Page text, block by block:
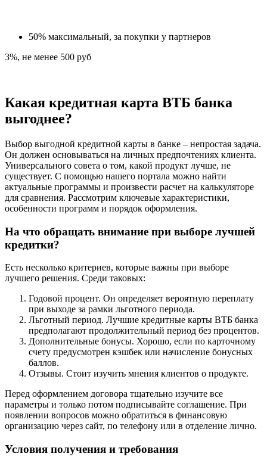
50% максимальный, за покупки у партнеров
3%, не менее 500 руб
Какая кредитная карта ВТБ банка
выгоднее?
Выбор выгодной кредитной карты в банке – непростая задача.
Он должен основываться на личных предпочтениях клиента.
Универсального совета о том, какой продукт лучше, не
существует. С помощью нашего портала можно найти
актуальные программы и произвести расчет на калькуляторе
для сравнения. Рассмотрим ключевые характеристики,
особенности программ и порядок оформления.
На что обращать внимание при выборе лучшей
кредитки?
Есть несколько критериев, которые важны при выборе
лучшего решения. Среди таковых:
Годовой процент. Он определяет вероятную переплату
при выходе за рамки льготного периода.
Льготный период. Лучшие кредитные карты ВТБ банка
предполагают продолжительный период без процентов.
Дополнительные бонусы. Хорошо, если по карточному
счету предусмотрен кэшбек или начисление бонусных
баллов.
Отзывы. Стоит изучить мнения клиентов о продукте.
Перед оформлением договора тщательно изучите все
параметры и только потом подписывайте соглашение. При
появлении вопросов можно обратиться в финансовую
организацию через сайт, по телефону или в отделение лично.
Условия получения и требования